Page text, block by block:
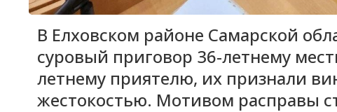
В Елховском районе Самарской
суровый приговор 36-летнему
летнему приятелю, их признали
жестокостью. Мотивом расправы